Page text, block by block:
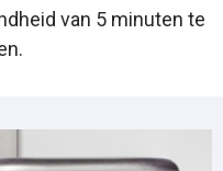
van 5 minuten te